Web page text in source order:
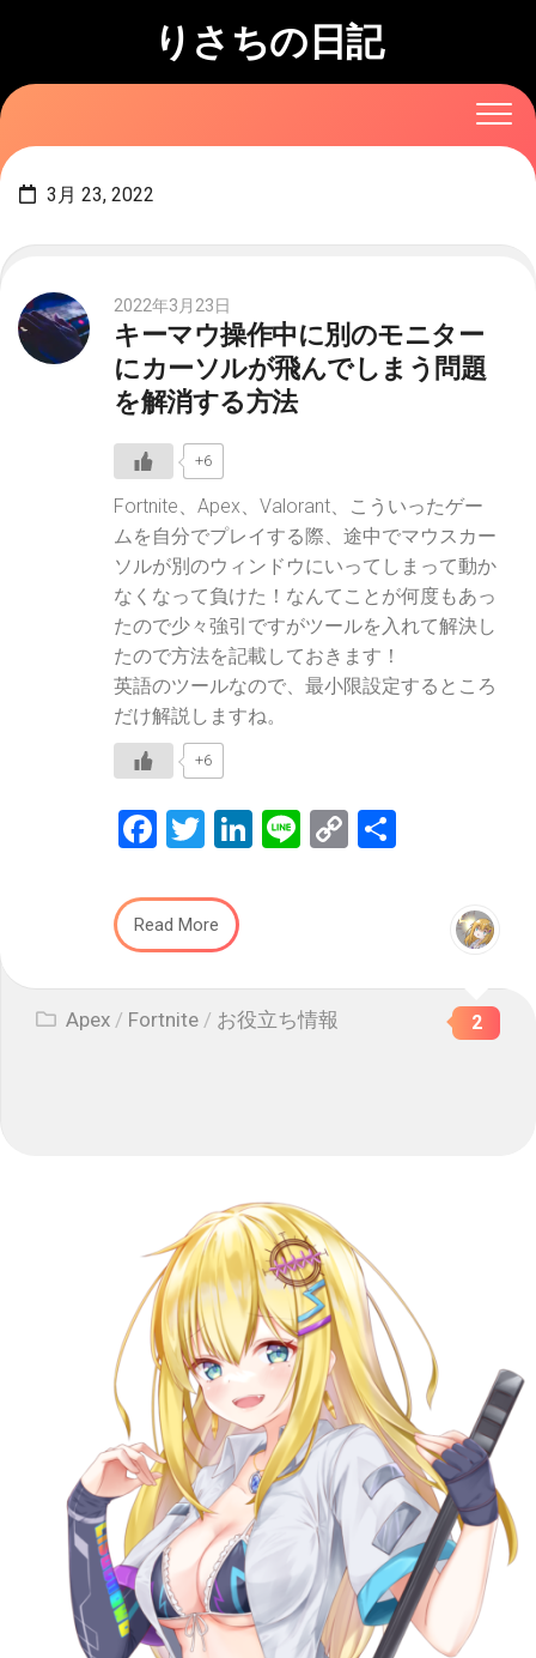
りさちの日記
3月 23, 2022
2022年3月23日
キーマウ操作中に別のモニター
にカーソルが飛んでしまう問題
を解消する方法
+6
Fortnite、Apex、Valorant、こういったゲー
ムを自分でプレイする際、途中でマウスカー
ソルが別のウィンドウにいってしまって動か
なくなって負けた！なんてことが何度もあっ
たので少々強引ですがツールを入れて解決し
たので方法を記載しておきます！
英語のツールなので、最小限設定するところ
だけ解説しますね。
+6
Facebook
Twitter
LinkedIn
LineCopy
Read More
Apex / Fortnite / お役立ち情報 2